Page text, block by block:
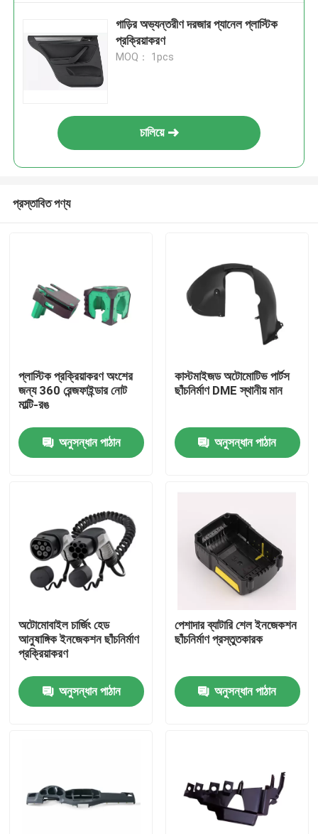
আমাদের সম্বন্ধে
গুণমান নিয়ন্ত্রণ
আমাদের সাথে যোগাযোগ
গাড়ির অভ্যন্তরীণ দরজার প্যানেল প্লাস্টিক
প্রক্রিয়াকরণ
MOQ： 1pcs
চালিয়ে
প্রস্তাবিত পণ্য
প্লাস্টিক প্রক্রিয়াকরণ অংশের
জন্য 360 রেন্জফাইন্ডার নোট
মাল্টি-রঙ
অনুসন্ধান পাঠান
কাস্টমাইজড অটোমোটিভ পার্টস
ছাঁচনির্মাণ DME স্থানীয় মান
অনুসন্ধান পাঠান
অটোমোবাইল চার্জিং হেড
আনুষাঙ্গিক ইনজেকশন ছাঁচনির্মাণ
প্রক্রিয়াকরণ
অনুসন্ধান পাঠান
পেশাদার ব্যাটারি শেল ইনজেকশন
ছাঁচনির্মাণ প্রস্তুতকারক
অনুসন্ধান পাঠান